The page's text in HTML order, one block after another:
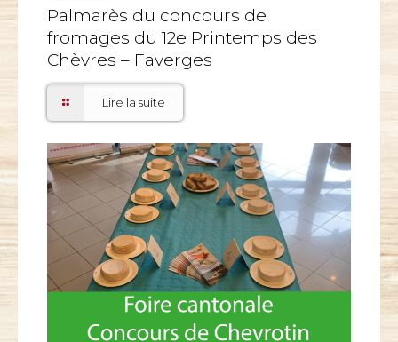
Palmarès du concours de
fromages du 12e Printemps des
Chèvres – Faverges
Lire la suite